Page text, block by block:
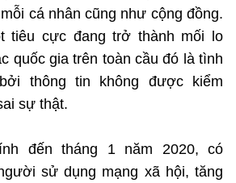
Khoa học và Công nghệ (MST)
Nguyễn Thị Hải Hằng Giám đốc
cá nhân cũng như cộng đồng.
tiêu cực đang trở thành mối lo
quốc gia trên toàn cầu đó là tình
thông tin không được kiểm
sự thật.
đến tháng 1 năm 2020, có
sử dụng mạng xã hội, tăng